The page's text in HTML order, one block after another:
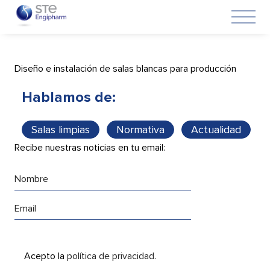
17 de septiembre de 2021
Diseño e instalación de salas blancas para producción
Hablamos de:
Salas limpias Normativa Actualidad
Recibe nuestras noticias en tu email:
Acepto la política de privacidad.